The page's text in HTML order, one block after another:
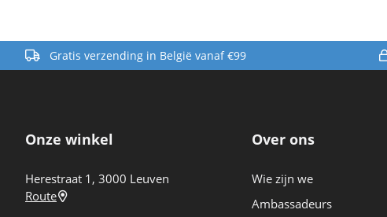
Gratis verzending in België vanaf €99
Onze winkel
Herestraat 1, 3000 Leuven
Route
Over ons
Wie zijn we
Ambassadeurs